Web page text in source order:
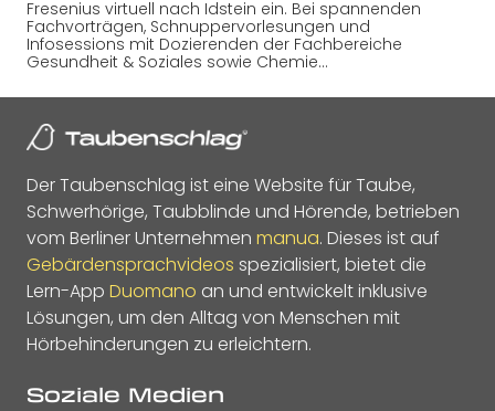
Fresenius virtuell nach Idstein ein. Bei spannenden
Fachvorträgen, Schnuppervorlesungen und
Infosessions mit Dozierenden der Fachbereiche
Gesundheit & Soziales sowie Chemie…
Der Taubenschlag ist eine Website für Taube,
Schwerhörige, Taubblinde und Hörende, betrieben
vom Berliner Unternehmen manua. Dieses ist auf
Gebärdensprachvideos spezialisiert, bietet die
Lern-App Duomano an und entwickelt inklusive
Lösungen, um den Alltag von Menschen mit
Hörbehinderungen zu erleichtern.
Soziale Medien